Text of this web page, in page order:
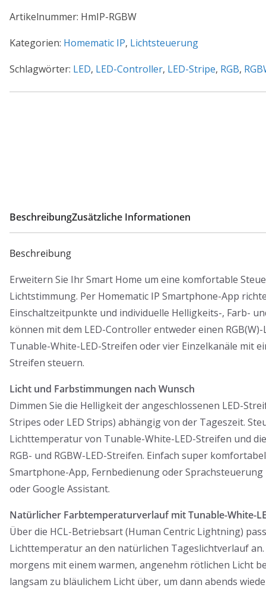
–
HmIP-
RGBW
Artikelnummer: HmIP-RGBW
Kategorien: Homematic IP, Lichtsteuerung
Schlagwörter: LED, LED-Controller, LED-Stripe, RGB,
BeschreibungZusätzliche Informationen
Beschreibung
Erweitern Sie Ihr Smart Home um eine komfortable
Lichtstimmung. Per Homematic IP Smartphone-App
Einschaltzeitpunkte und individuelle Helligkeits-, Farb-
können mit dem LED-Controller entweder einen
Tunable-White-LED-Streifen oder vier Einzelkanäle mit
Streifen steuern.
Licht und Farbstimmungen nach Wunsch
Dimmen Sie die Helligkeit der angeschlossenen LED-
Stripes oder LED Strips) abhängig von der Tageszeit.
Lichttemperatur von Tunable-White-LED-Streifen und
RGB- und RGBW-LED-Streifen. Einfach super
Smartphone-App, Fernbedienung oder Sprachsteuerung
oder Google Assistant.
Natürlicher Farbtemperaturverlauf mit Tunable-White-
Über die HCL-Betriebsart (Human Centric Lightning)
Lichttemperatur an den natürlichen Tageslichtverlauf an.
morgens mit einem warmen, angenehm rötlichen Licht
langsam zu bläulichem Licht über, um dann abends